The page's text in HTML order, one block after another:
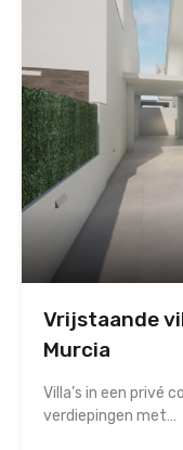
Vrijstaande
Murcia
Villa’s in een privé
verdiepingen met…